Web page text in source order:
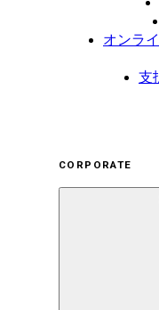
オンラ
支
CORPORATE